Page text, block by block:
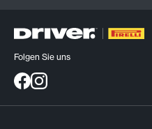
Folgen Sie uns